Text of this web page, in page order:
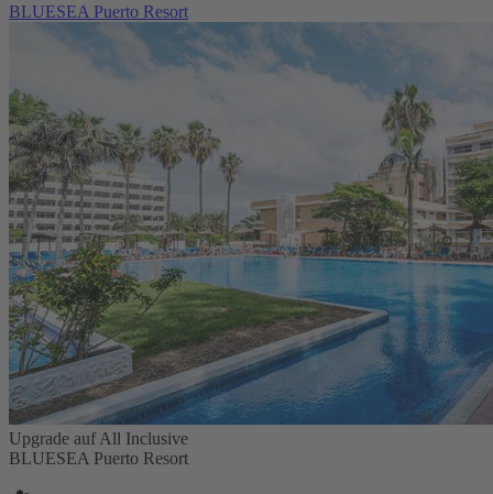
BLUESEA Puerto Resort
Upgrade auf All Inclusive
BLUESEA Puerto Resort